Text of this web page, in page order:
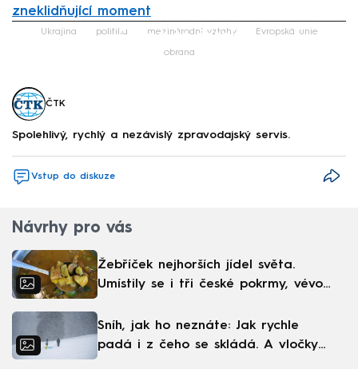
zneklidňující moment
Failed to fetch
Ukrajina politika mezinárodní vztahy Evropská unie
obrana
ČTK
Spolehlivý, rychlý a nezávislý zpravodajský servis.
Vstup do diskuze
Návrhy pro vás
Žebříček nejhorších jídel světa.
Umístily se i tři české pokrmy, vévodí
Sníh, jak ho neznáte: Jak rychle
padá i z čeho se skládá. A vločky